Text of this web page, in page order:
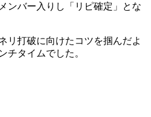
ンバー入りし「リピ確定」とな
リ打破に向けたコツを掴んだよ
チタイムでした。